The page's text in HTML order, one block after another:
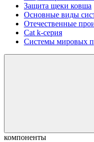
Защита щеки ковша
Основные виды
Отечественные
Сat k-серия
Системы мировых
компоненты